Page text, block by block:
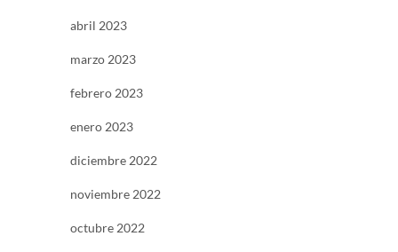
abril 2023
marzo 2023
febrero 2023
enero 2023
diciembre 2022
noviembre 2022
octubre 2022